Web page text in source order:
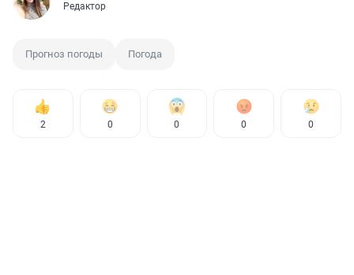
Редактор
Прогноз погоды Погода
2 0 0 0 0